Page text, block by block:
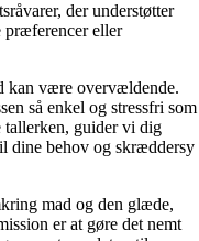
der understøtter
præferencer eller
kan være overvældende.
så enkel og stressfri som
tallerken, guider vi dig
dine behov og skræddersy
mad og den glæde,
er at gøre det nemt